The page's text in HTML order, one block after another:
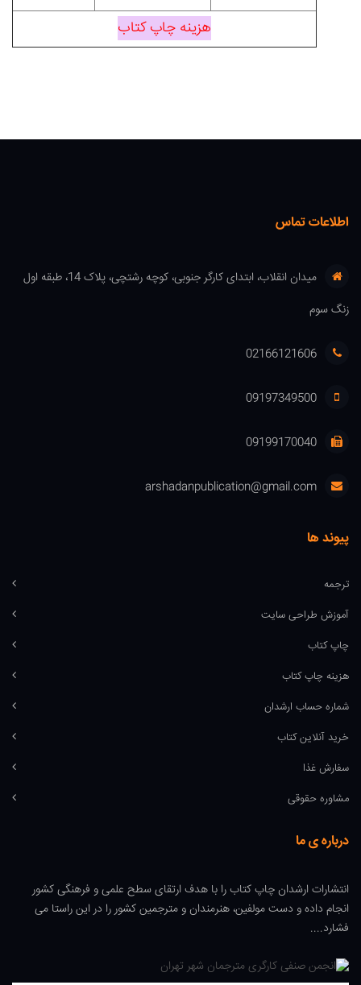
هزینه چاپ کتاب
اطلاعات تماس
میدان انقلاب، ابتدای کارگر جنوبی، کوچه رشتچی، پلاک 14، طبقه اول
زنگ سوم
02166121606
09197349500
09199170040
arshadanpublication@gmail.com
پیوند ها
ترجمه
آموزش طراحی سایت
چاپ کتاب
هزینه چاپ کتاب
شماره حساب ارشدان
خرید آنلاین کتاب
سفارش غذا
مشاوره حقوقی
درباره ی ما
انتشارات ارشدان چاپ کتاب را با هدف ارتقای سطح علمی و فرهنگی کشور
انجام داده و دست مولفین، هنرمندان و مترجمین کشور را در این راستا می
فشارد....